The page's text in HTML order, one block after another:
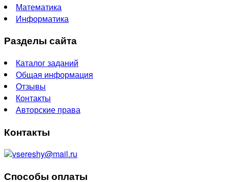
Математика
Информатика
Разделы сайта
Каталог заданий
Общая информация
Отзывы
Контакты
Авторские права
Контакты
vsereshy@mail.ru
Способы оплаты